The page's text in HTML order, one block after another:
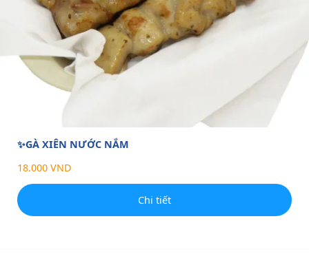
✨GÀ XIÊN NƯỚC NẮM
18.000 VND
Chi tiết